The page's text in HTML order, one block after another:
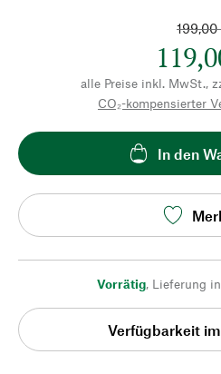
199,00
alle Preise inkl. MwSt.,
CO₂-kompensierter
In den
Vorrätig, Lieferung
Verfügbarkeit